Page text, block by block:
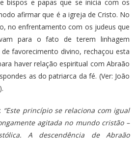
bispos e papas que se inicia com os
afirmar que é a igreja de Cristo. No
no enfrentamento com os judeus que
para o fato de terem linhagem
favorecimento divino, rechaçou esta
haver relação espiritual com Abraão
as do patriarca da fé. (Ver: João
“Este princípio se relaciona com igual
agitada no mundo cristão –
A descendência de Abraão